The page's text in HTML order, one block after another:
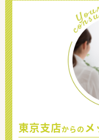
東京支店からの メ